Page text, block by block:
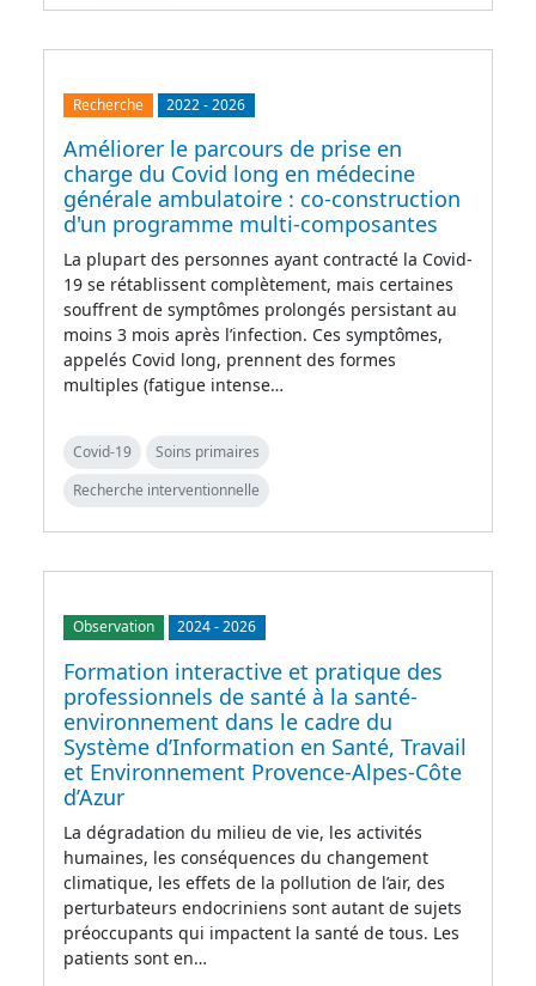
Recherche 2022-2026
Améliorer le parcours de prise en
charge du Covid long en médecine
générale ambulatoire : co-construction
d'un programme multi-composantes
La plupart des personnes ayant contracté la Covid-
19 se rétablissent complètement, mais certaines
souffrent de symptômes prolongés persistant au
moins 3 mois après l’infection. Ces symptômes,
appelés Covid long, prennent des formes
multiples (fatigue intense…
Covid-19
Soins primaires
Recherche interventionnelle
Observation 2024-2026
Formation interactive et pratique des
professionnels de santé à la santé-
environnement dans le cadre du
Système d’Information en Santé, Travail
et Environnement Provence-Alpes-Côte
d’Azur
La dégradation du milieu de vie, les activités
humaines, les conséquences du changement
climatique, les effets de la pollution de l’air, des
perturbateurs endocriniens sont autant de sujets
préoccupants qui impactent la santé de tous. Les
patients sont en…